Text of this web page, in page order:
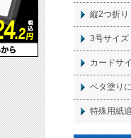
縦2つ折り
3号サイズ
カードサ
ベタ塗り
特殊用紙